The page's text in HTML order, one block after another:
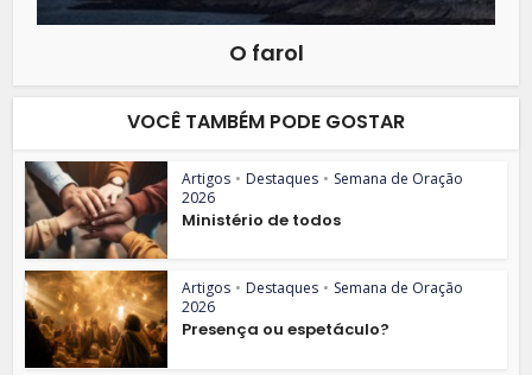
O farol
VOCÊ TAMBÉM PODE GOSTAR
Artigos • Destaques • Semana de Oração
2026
Ministério de todos
Artigos • Destaques • Semana de Oração
2026
Presença ou espetáculo?